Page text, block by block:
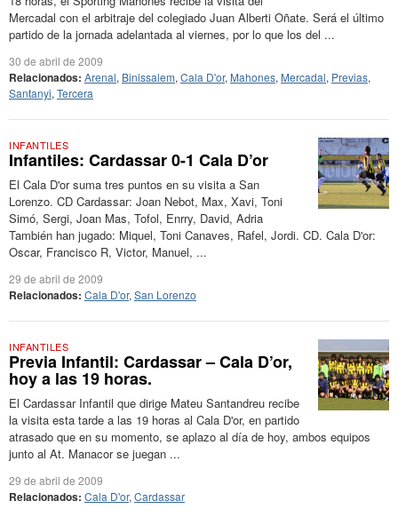
Mercadal con el arbitraje del colegiado Juan Alberti Oñate. Será el último
partido de la jornada adelantada al viernes, por lo que los del ...
30 de abril de 2009
Relacionados: Arenal, Binissalem, Cala D'or, Mahones, Mercadal, Previas,
Santanyi, Tercera
INFANTILES
Infantiles: Cardassar 0-1 Cala D’or
El Cala D'or suma tres puntos en su visita a San
Lorenzo. CD Cardassar: Joan Nebot, Max, Xavi, Toni
Simó, Sergi, Joan Mas, Tofol, Enrry, David, Adria
También han jugado: Miquel, Toni Canaves, Rafel, Jordi. CD. Cala D'or:
Oscar, Francisco R, Victor, Manuel, ...
29 de abril de 2009
Relacionados: Cala D'or, San Lorenzo
INFANTILES
Previa Infantil: Cardassar – Cala D’or,
hoy a las 19 horas.
El Cardassar Infantil que dirige Mateu Santandreu recibe
la visita esta tarde a las 19 horas al Cala D'or, en partido
atrasado que en su momento, se aplazo al día de hoy, ambos equipos
junto al At. Manacor se juegan ...
29 de abril de 2009
Relacionados: Cala D'or, Cardassar